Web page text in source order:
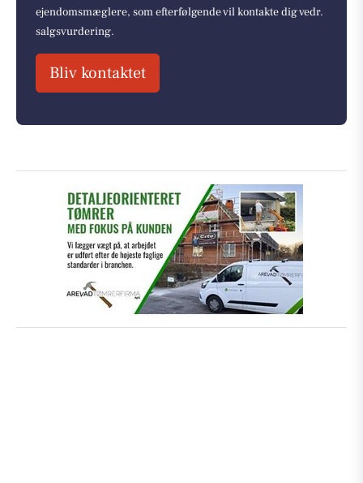
ejendomsmæglere, som efterfølgende vil kontakte dig vedr.
salgsvurdering.
Bliv kontaktet